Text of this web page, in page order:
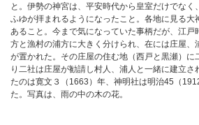
と。伊勢の神宮は、平安時代から皇室だけでな
ふゆが拝まれるようになったこと。各地に見る大
あること。今まで気になっていた事柄だが、江戸
方と漁村の浦方に大きく分けられ、在には庄屋、
が置かれた。その庄屋の住む地（西戸と黒瀬）に
り二社は庄屋が勧請し村人、浦人と一緒に建立
たのは寛文３（1663）年、神明社は明治45（
た。写真は、雨の中の木の花。